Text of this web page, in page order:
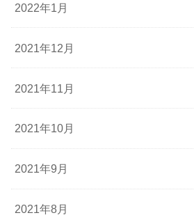
2022年1月
2021年12月
2021年11月
2021年10月
2021年9月
2021年8月